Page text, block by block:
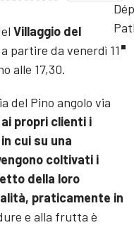
Villaggio del
partire da venerdì 11
alle 17,30.
del Pino angolo via
propri clienti i
cui su una
coltivati i
della loro
praticamente in
e alla frutta è